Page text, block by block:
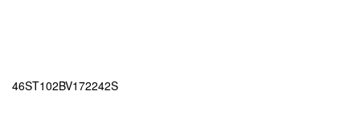
46ST102BV172242S